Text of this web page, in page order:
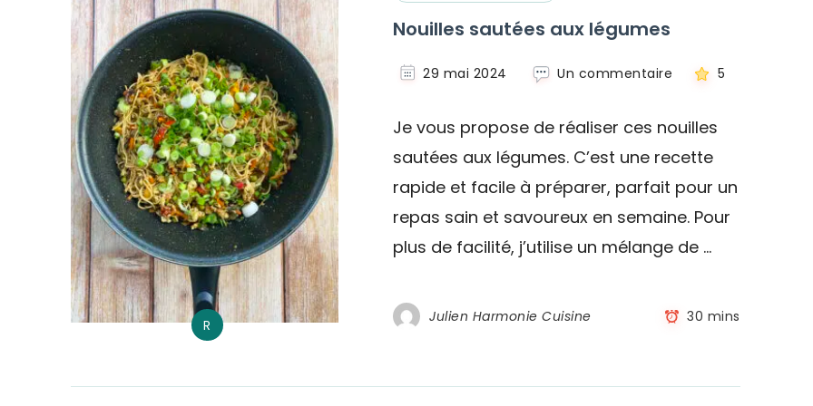
R
Nouilles sautées aux légumes
29 mai 2024 Un commentaire
aux
légumes
5
Je vous propose de réaliser ces nouilles
sautées aux légumes. C’est une recette
rapide et facile à préparer, parfait pour un
repas sain et savoureux en semaine. Pour
plus de facilité, j’utilise un mélange de …
Julien Harmonie Cuisine 30 mins